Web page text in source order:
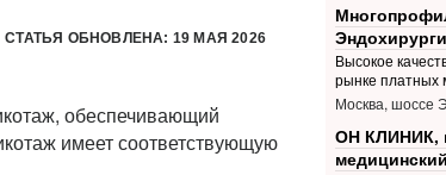
СТАТЬЯ ОБНОВЛЕНА: 19 МАЯ 2026
обеспечивающий
имеет соответствующую
Высокое
рынке платных
Москва, шоссе
ОН КЛИНИК,